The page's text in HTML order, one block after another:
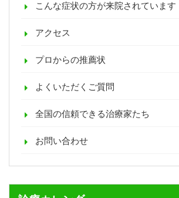
こんな症状の方が来院されています
アクセス
プロからの推薦状
よくいただくご質問
全国の信頼できる治療家たち
お問い合わせ